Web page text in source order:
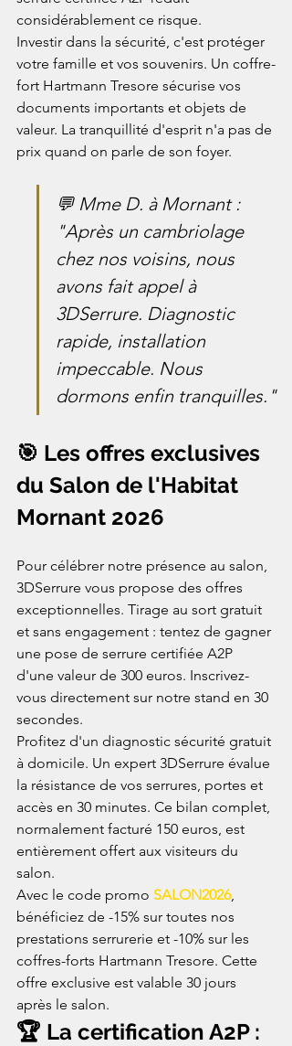
considérablement ce risque.
Investir dans la sécurité, c'est protéger
votre famille et vos souvenirs. Un coffre-
fort Hartmann Tresore sécurise vos
documents importants et objets de
valeur. La tranquillité d'esprit n'a pas de
prix quand on parle de son foyer.
💬 Mme D. à Mornant :
"Après un cambriolage
chez nos voisins, nous
avons fait appel à
3DSerrure. Diagnostic
rapide, installation
impeccable. Nous
dormons enfin tranquilles."
🎯 Les offres exclusives
du Salon de l'Habitat
Mornant 2026
Pour célébrer notre présence au salon,
3DSerrure vous propose des offres
exceptionnelles. Tirage au sort gratuit
et sans engagement : tentez de gagner
une pose de serrure certifiée A2P
d'une valeur de 300 euros. Inscrivez-
vous directement sur notre stand en 30
secondes.
Profitez d'un diagnostic sécurité gratuit
à domicile. Un expert 3DSerrure évalue
la résistance de vos serrures, portes et
accès en 30 minutes. Ce bilan complet,
normalement facturé 150 euros, est
entièrement offert aux visiteurs du
salon.
Avec le code promo SALON2026,
bénéficiez de -15% sur toutes nos
prestations serrurerie et -10% sur les
coffres-forts Hartmann Tresore. Cette
offre exclusive est valable 30 jours
après le salon.
🏆 La certification A2P :